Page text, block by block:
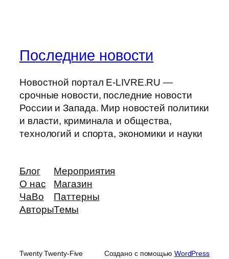
Последние новости
Новостной портал E-LIVRE.RU —
срочные новости, последние новости
России и Запада. Мир новостей политики
и власти, криминала и общества,
технологий и спорта, экономики и науки
Блог
О нас
ЧаВо
Авторы
Мероприятия
Магазин
Паттерны
Темы
Twenty Twenty-Five Создано с помощью WordPress